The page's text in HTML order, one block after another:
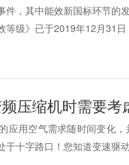
件，其中能效新国标环节
等级》已于2019年12月31日
压缩机时需要考
应用空气需求随时间变化
于十字路口！您知道变速驱